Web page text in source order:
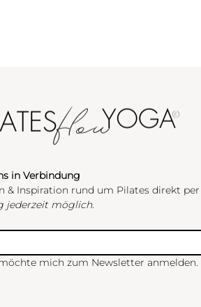
in Verbindung
& Inspiration rund um Pilates direkt per
jederzeit möglich.
mich zum Newsletter anmelden.